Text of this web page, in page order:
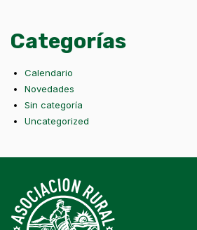
Categorías
Calendario
Novedades
Sin categoría
Uncategorized